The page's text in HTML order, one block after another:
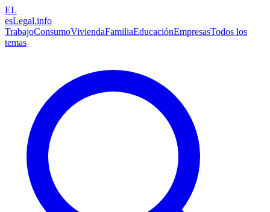
EL
esLegal.info
TrabajoConsumoViviendaFamiliaEducaciónEmpresasTodos los
temas